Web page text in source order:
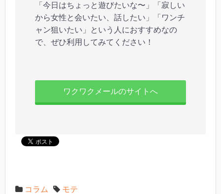
「今日はちょっと遊びたいな〜」「寂しい
から女性と会いたい、話したい」「ワンチ
ャン狙いたい」という人におすすめなの
で、ぜひ利用してみてください！
ワクワクメールのサイトへ
コラム モテ